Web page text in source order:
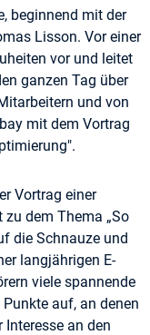
beginnend mit der
Lisson. Vor einer
vor und leitet
ganzen Tag über
und von
mit dem Vortrag
Vortrag einer
dem Thema „So
die Schnauze und
langjährigen E-
viele spannende
auf, an denen
an den